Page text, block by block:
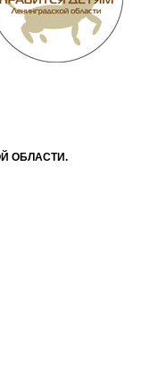
ОБЛАСТИ.